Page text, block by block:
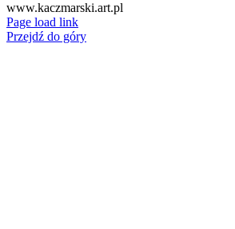
www.kaczmarski.art.pl
Page load link
Przejdź do góry